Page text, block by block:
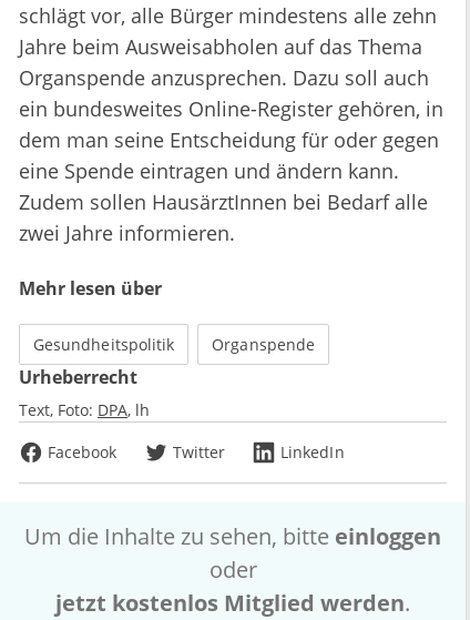
schlägt vor, alle Bürger mindestens alle zehn
Jahre beim Ausweisabholen auf das Thema
Organspende anzusprechen. Dazu soll auch
ein bundesweites Online-Register gehören, in
dem man seine Entscheidung für oder gegen
eine Spende eintragen und ändern kann.
Zudem sollen HausärztInnen bei Bedarf alle
zwei Jahre informieren.
Mehr lesen über
Gesundheitspolitik Organspende
Urheberrecht
Text, Foto: DPA lh
Facebook
Twitter LinkedIn
Um die Inhalte zu sehen, bitte einloggen
oder
jetzt kostenlos Mitglied werden.